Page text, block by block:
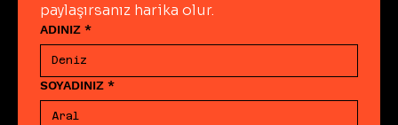
paylaşırsanız harika olur.
ADINIZ *
SOYADINIZ *